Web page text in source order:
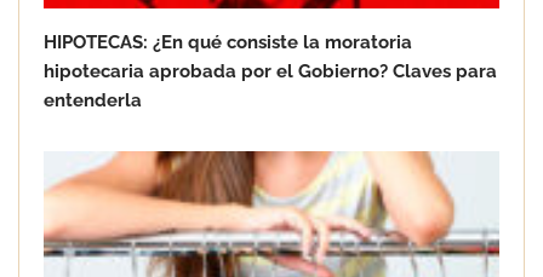
Goo! Lavanderías: el modelo que
revoluciona la colada inteligente junto
a Tormo Franquicias
HIPOTECAS: ¿En qué consiste la moratoria
hipotecaria aprobada por el Gobierno? Claves para
entenderla